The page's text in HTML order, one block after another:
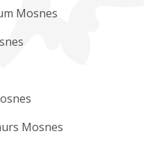
Mosnes
Mosnes